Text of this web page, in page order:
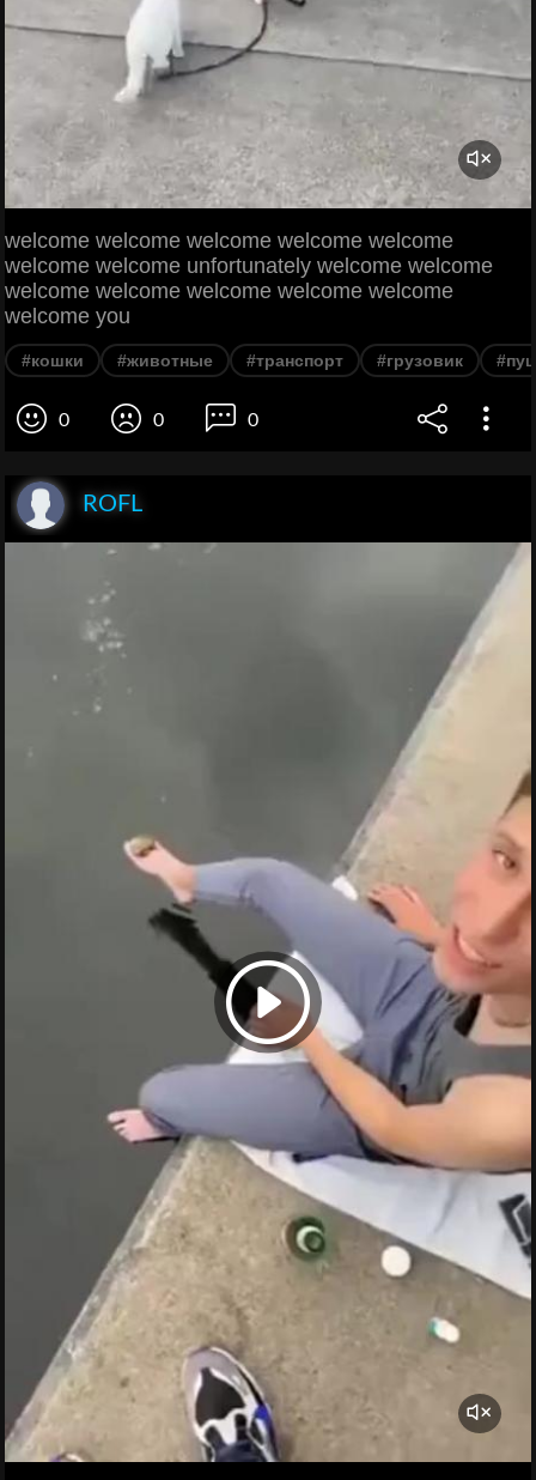
welcome welcome welcome welcome welcome
welcome welcome unfortunately welcome welcome
welcome welcome welcome welcome welcome
welcome you
#кошки #животные #транспорт #грузовик
0 0 0
ROFL